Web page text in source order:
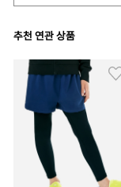
추천 연관 상품